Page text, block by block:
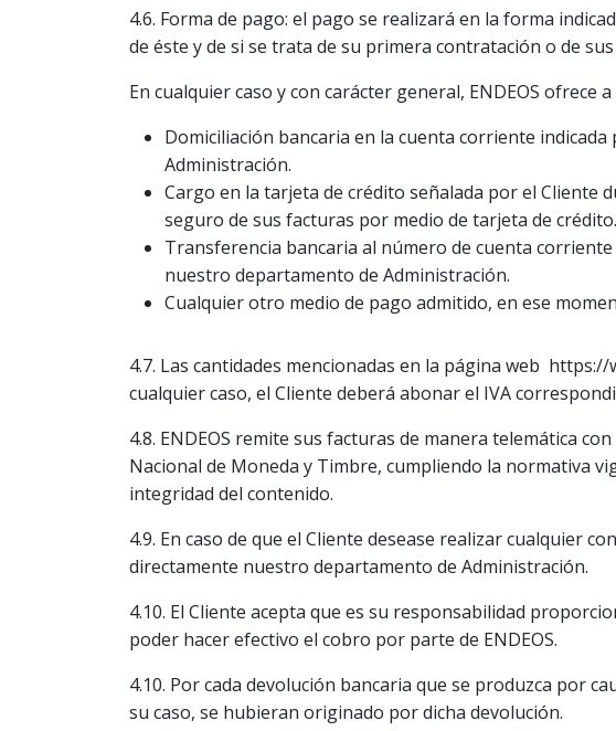
4.6. Forma de pago: el pago se realizará en la forma
de éste y de si se trata de su primera contratación o de
En cualquier caso y con carácter general, ENDEOS ofrece
Domiciliación bancaria en la cuenta corriente
Administración.
Cargo en la tarjeta de crédito señalada por el Cliente
seguro de sus facturas por medio de tarjeta de crédito.
Transferencia bancaria al número de cuenta
nuestro departamento de Administración.
Cualquier otro medio de pago admitido, en ese
4.7. Las cantidades mencionadas en la página web
cualquier caso, el Cliente deberá abonar el IVA
4.8. ENDEOS remite sus facturas de manera telemática
Nacional de Moneda y Timbre, cumpliendo la normativa
integridad del contenido.
4.9. En caso de que el Cliente desease realizar cualquier
directamente nuestro departamento de Administración.
4.10. El Cliente acepta que es su responsabilidad
poder hacer efectivo el cobro por parte de ENDEOS.
4.10. Por cada devolución bancaria que se produzca por
su caso, se hubieran originado por dicha devolución.